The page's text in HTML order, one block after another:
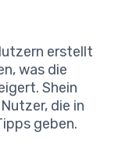
erstellt
was die
Shein
die in
geben.